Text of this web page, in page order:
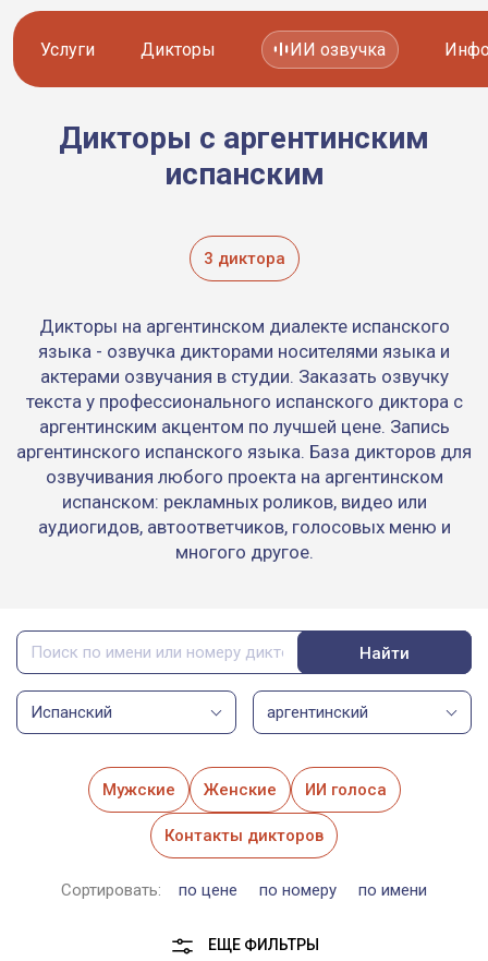
Услуги
Озвучка видео
Работа с текстом
Другие услуги
8 800 200-45-51
Заказать звонок
Дикторы
Иностранные дикторы
Актеры озвучки
ИИ голоса
8 800 200-45-51
Заказать звонок
ИИ озвучка
Дикторы с аргентинским
испанским
3 диктора
Дикторы на аргентинском диалекте испанского
языка - озвучка дикторами носителями языка и
актерами озвучания в студии. Заказать озвучку
текста у профессионального испанского диктора с
аргентинским акцентом по лучшей цене. Запись
аргентинского испанского языка. База дикторов для
озвучивания любого проекта на аргентинском
испанском: рекламных роликов, видео или
аудиогидов, автоответчиков, голосовых меню и
многого другое.
Найти
Испанский аргентинский
Мужские Женские ИИ голоса
Контакты дикторов
Сортировать: по цене по номеру по имени
ЕЩЕ ФИЛЬТРЫ